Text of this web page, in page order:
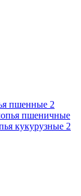
пшенные 2
пшеничные
кукурузные 2